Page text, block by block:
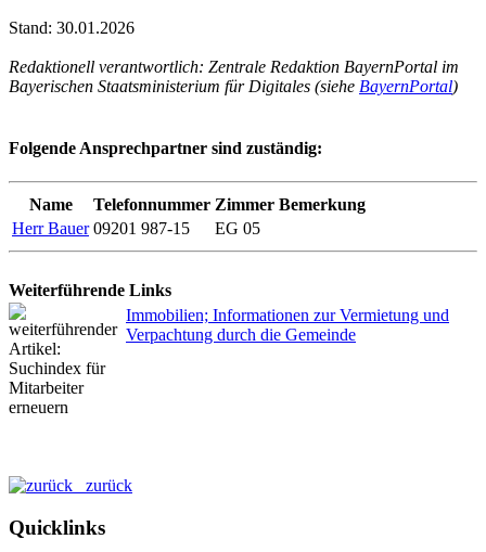
Stand: 30.01.2026
Redaktionell verantwortlich: Zentrale Redaktion BayernPortal im
Bayerischen Staatsministerium für Digitales (siehe BayernPortal)
Folgende Ansprechpartner sind zuständig:
Name Telefonnummer Zimmer Bemerkung
Herr Bauer 09201 987-15 EG 05
Weiterführende Links
Immobilien; Informationen zur Vermietung und
Verpachtung durch die Gemeinde
zurück
Quicklinks